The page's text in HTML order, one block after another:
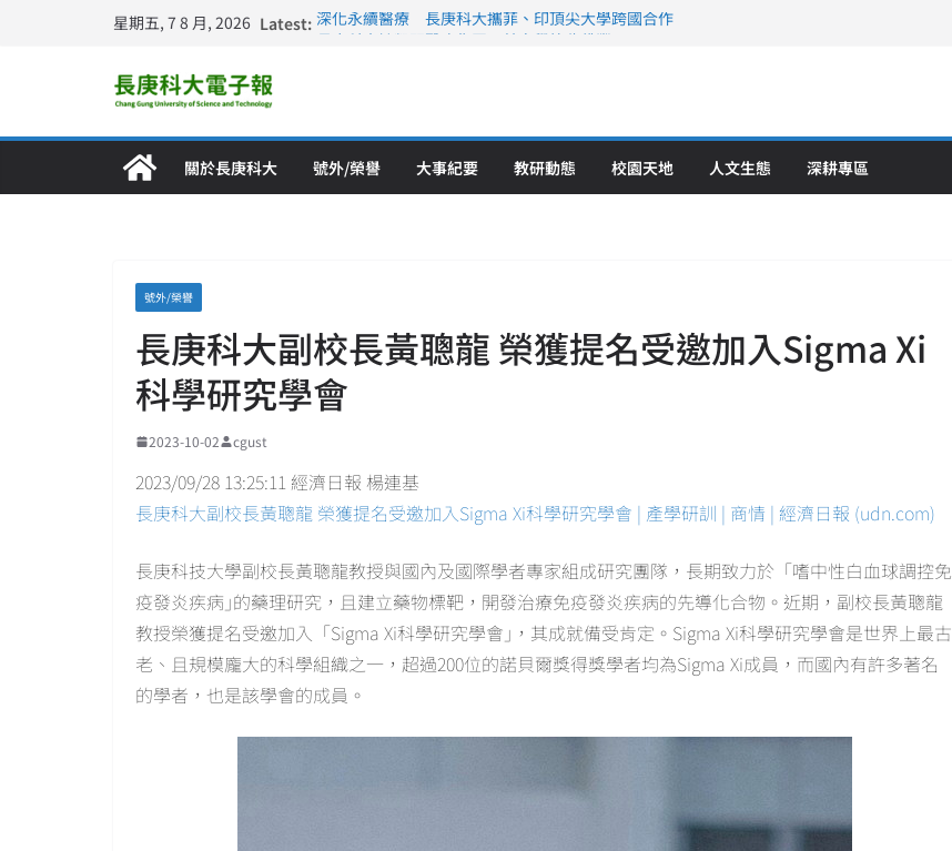
星期五, 7 8 月, 2026 Latest: 深化永續醫療 長庚科大攜菲、印頂尖大學跨國合作
關於長庚科大 號外/榮譽 大事紀要 教研動態 校園天地 人文生態 深耕專區
號外/榮譽
長庚科大副校長黃聰龍 榮獲提名受邀加入Sigma Xi
科學研究學會
2023-10-02 cgust
2023/09/28 13:25:11 經濟日報 楊連基
長庚科大副校長黃聰龍 榮獲提名受邀加入Sigma Xi科學研究學會 | 產學研訓 | 商情 | 經濟日報 (udn.com)
長庚科技大學副校長黃聰龍教授與國內及國際學者專家組成研究團隊，長期致力於「嗜中性白血球調控免
疫發炎疾病｣的藥理研究，且建立藥物標靶，開發治療免疫發炎疾病的先導化合物。近期，副校長黃聰龍
教授榮獲提名受邀加入「Sigma Xi科學研究學會｣，其成就備受肯定。Sigma Xi科學研究學會是世界上最古
老、且規模龐大的科學組織之一，超過200位的諾貝爾獎得獎學者均為Sigma Xi成員，而國內有許多著名
的學者，也是該學會的成員。